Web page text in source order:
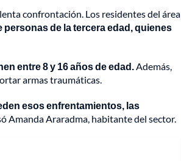
confrontación. Los residentes del área
de la tercera edad, quienes
entre 8 y 16 años de edad.Además,
armas traumáticas.
esos enfrentamientos, las
Amanda Araradma, habitante del sector.